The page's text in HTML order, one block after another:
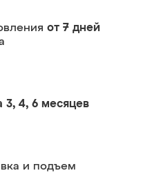
от 7 дней
3, 4, 6 месяцев
и подъем